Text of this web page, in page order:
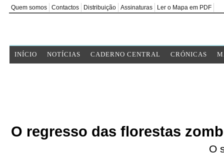
Quem somos Contactos Distribuição Assinaturas Ler o Mapa em PDF
INÍCIO NOTÍCIAS CADERNO CENTRAL CRÓNICAS
O regresso das florestas
O